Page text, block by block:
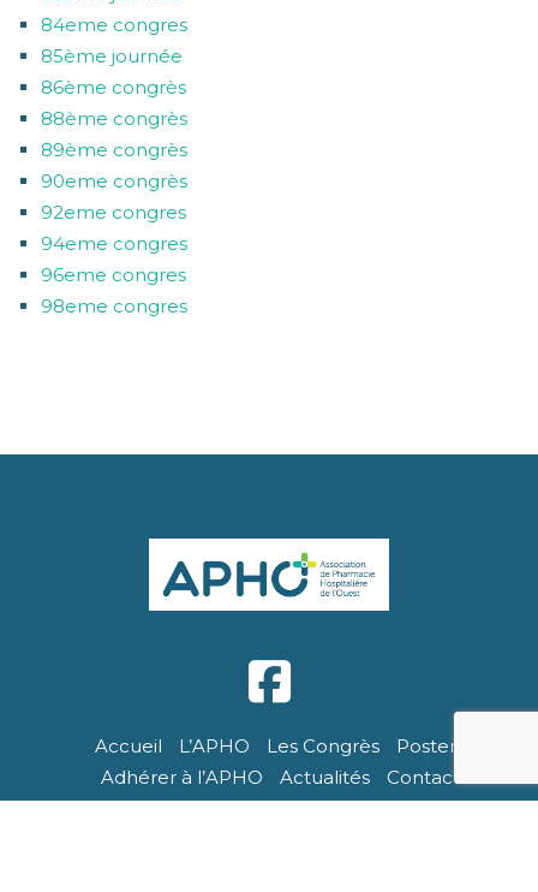
84eme congres
85ème journée
86ème congrès
88ème congrès
89ème congrès
90eme congrès
92eme congres
94eme congres
96eme congres
98eme congres
Accueil L’APHO Les Congrès
Posters
Adhérer à l’APHO
Actualités Contact